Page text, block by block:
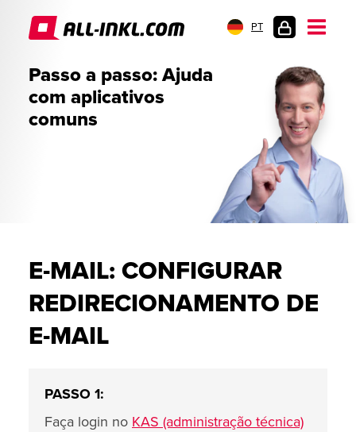
PT
DO
CLIENTE
Passo a passo: Ajuda
com aplicativos
comuns
E-MAIL: CONFIGURAR
REDIRECIONAMENTO DE
E-MAIL
PASSO 1:
Faça login no KAS (administração técnica)